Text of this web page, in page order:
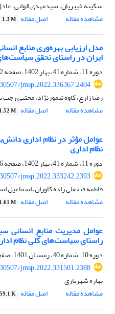
سکینه خیبریان، سیدمهدی الوانی،
مشاهده مقاله
اصل مقاله 1.3 M
مدل ارزیابی بهره‌وری منابع
ایران در راستای تحقق
دوره 11، شماره 41، بهار 1402، صفحه
jmsp.2022.336367.2404
رضا زارع، کاوه تیمورنژاد، مجتبی رجب
مشاهده مقاله
اصل مقاله 1.52 M
عوامل مؤثر در نظام اداری
نظام اداری
دوره 11، شماره 41، بهار 1402، صفحه
jmsp.2022.333242.2393
فاطمه فتحعلی زاده کاوران، اسماعیل
مشاهده مقاله
اصل مقاله 1.61 M
عوامل مدیریت منابع انسانی
راستای سیاست‌های کلی نظام
دوره 10، شماره 40، زمستان 1401، صفحه
jmsp.2022.331501.2388
بهاره شهریاری
مشاهده مقاله
اصل مقاله K